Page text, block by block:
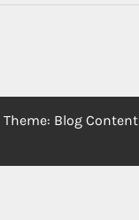
Theme: Blog Content